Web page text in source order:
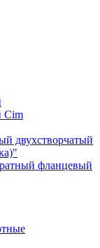
Cim
двухстворчатый
фланцевый